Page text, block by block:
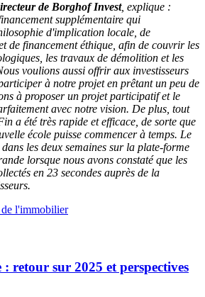
de Borghof Invest, explique :
supplémentaire qui
d'implication locale, de
de financement éthique, afin de couvrir les
les travaux de démolition et les
voulions aussi offrir aux investisseurs
à notre projet en prêtant un peu de
à proposer un projet participatif et le
avec notre vision. De plus, tout
a été très rapide et efficace, de sorte que
école puisse commencer à temps. Le
les deux semaines sur la plate-forme
lorsque nous avons constaté que les
en 23 secondes auprès de la
de l'immobilier
retour sur 2025 et perspectives